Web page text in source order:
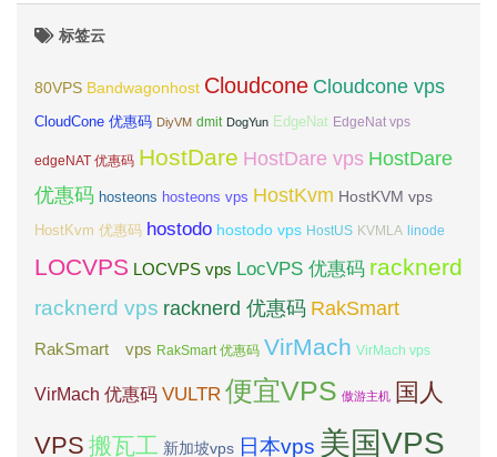
标签云
80VPS Bandwagonhost Cloudcone Cloudcone vps
CloudCone 优惠码 DiyVM dmit DogYun EdgeNat EdgeNat vps
edgeNAT 优惠码 HostDare HostDare vps HostDare
优惠码 hosteons hosteons vps HostKvm HostKVM vps
HostKvm 优惠码 hostodo hostodo vps HostUS KVMLA linode
LOCVPS LOCVPS vps LocVPS 优惠码 racknerd
racknerd vps racknerd 优惠码 RakSmart
RakSmart vps RakSmart 优惠码 VirMach VirMach vps
VirMach 优惠码 VULTR 便宜VPS 傲游主机 国人
VPS 搬瓦工 新加坡vps 日本vps 美国VPS